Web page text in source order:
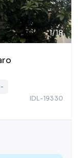
1/18
-
IDL-19330